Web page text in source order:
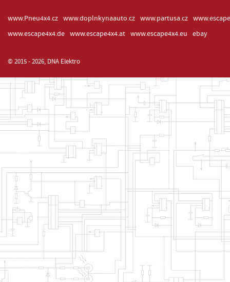
www.Pneu4x4.cz www.doplnkynaauto.cz www.partusa.cz
www.escape4x4.de
www.escape4x4.at www.escape4x4.eu ebay
© 2015 - 2026, DNA Elektro